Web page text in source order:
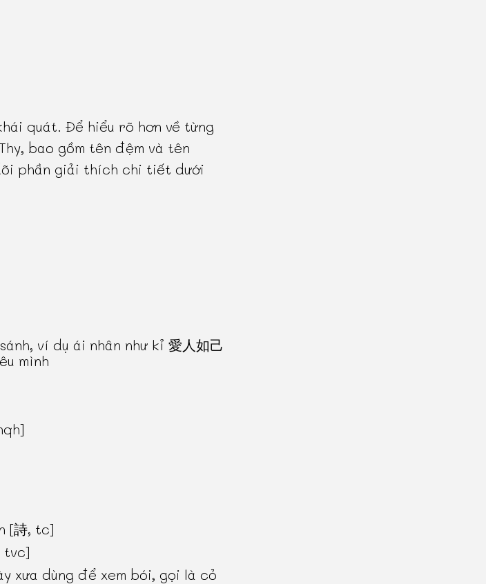
quát. Để hiểu rõ hơn về từng
bao gồm tên đệm và tên
phần giải thích chi tiết dưới
ví dụ ái nhân như kỉ 愛人如己
mình
[詩, tc]
tvc]
xưa dùng để xem bói, gọi là cỏ